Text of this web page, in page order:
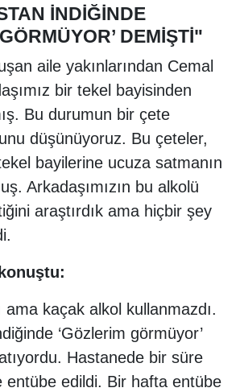
İNDİĞİNDE
DEMİŞTİ"
aile yakınlarından Cemal
bir tekel bayisinden
Bu durumun bir çete
düşünüyoruz. Bu çeteler,
bayilerine ucuza satmanın
Arkadaşımızın bu alkolü
araştırdık ama hiçbir şey
ama kaçak alkol kullanmazdı.
‘Gözlerim görmüyor’
Hastanede bir süre
entübe edildi. Bir hafta entübe